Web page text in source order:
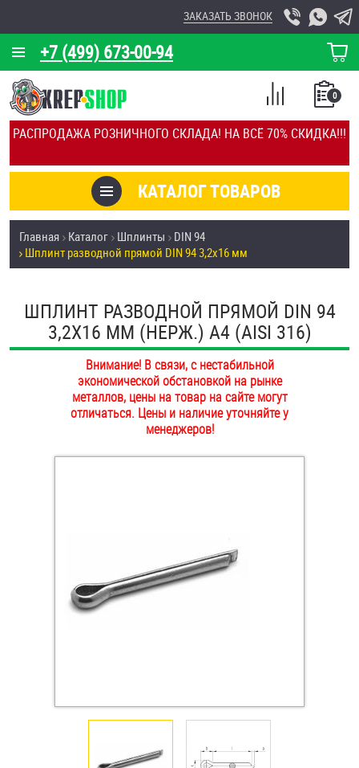
РАСПРОДАЖА РОЗНИЧНОГО СКЛАДА! НА ВСЁ 70% СКИДКА!!!
+7 (499) 673-00-94
ЗАКАЗАТЬ ЗВОНОК
КОРЗИНА
О КОМПАНИИ
КАЛЬКУЛЯТОР
ОТЗЫВЫ
УСЛУГИ
СКИДКИ
ОПТ
ПОКУПАТЕЛЯМ
ОПЛАТА И ДОСТАВКА
НАШИ МАГАЗИНЫ
КАТАЛОГ ТОВАРОВ
0
СПИСОК
СРАВНЕНИЕ
Товары со скидкой
Анкеры
Антивандальный крепёж, инструмент
Болты и винты
Втулки
Заклепки (Гайки-Заклепки)
Инструмент
Крюки, кольца с шурупной резьбой
Оснастка и аксессуары для яхт
Главная Каталог Шплинты
DIN 94
Шплинт разводной прямой DIN 94 3,2х16 мм
ШПЛИНТ РАЗВОДНОЙ ПРЯМОЙ DIN 94
3,2Х16 ММ (НЕРЖ.) A4 (AISI 316)
Внимание! В связи, с нестабильной
экономической обстановкой на рынке
металлов, цены на товар на сайте могут
отличаться. Цены и наличие уточняйте у
менеджеров!